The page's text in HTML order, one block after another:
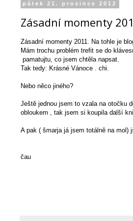
pátek 21. prosince 2012
Zásadní momenty
Zásadní momenty 2011. Na tohle je
Mám trochu problém trefit se do
pamatujtu, co jsem chtěla napsat.
Tak tedy: Krásné Vánoce . chi.
Nebo něco jiného?
Ještě jednou jsem to vzala na otočku
obloukem , tak jsem si koupila další
A pak ( šmarja já jsem totálně na
čau